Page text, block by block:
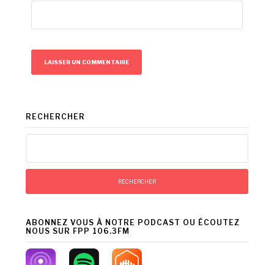
RECHERCHER
ABONNEZ VOUS À NOTRE PODCAST OU ÉCOUTEZ
NOUS SUR FPP 106.3FM